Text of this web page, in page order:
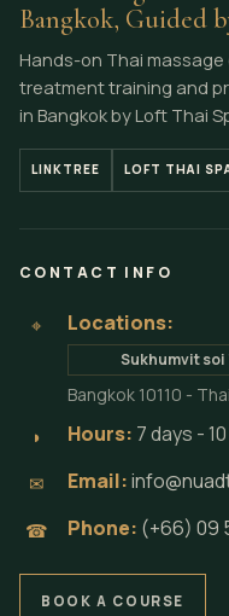
Bangkok, Guided
Hands-on Thai
treatment training and
in Bangkok by Loft Thai
LINKTREE LOFT THAI
CONTACT INFO
⌖ Locations:
Sukhumvit soi
Bangkok 10110 -
◗ Hours: 7 days -
✉ Email:
☎ Phone: (+66) 09
BOOK A COURSE